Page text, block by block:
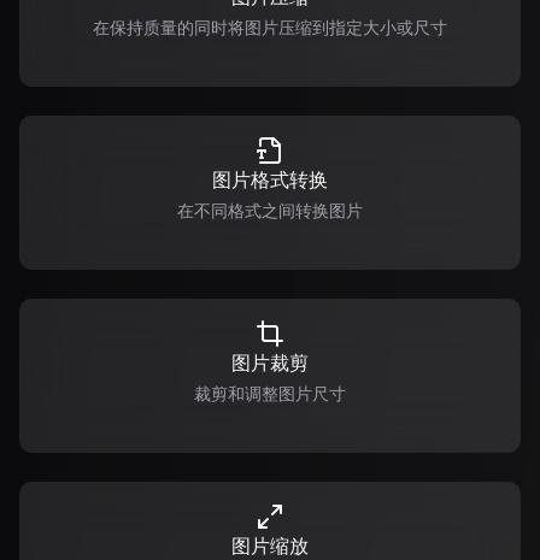
在保持质量的同时将图片压缩到指定大小或尺寸
图片格式转换
在不同格式之间转换图片
图片裁剪
裁剪和调整图片尺寸
图片缩放